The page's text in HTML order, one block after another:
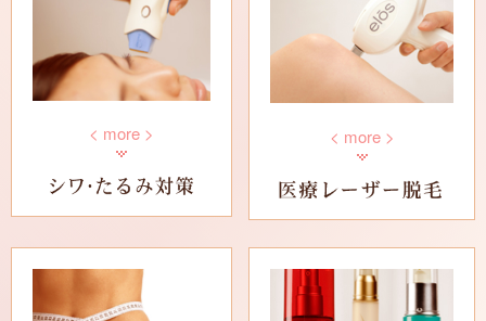
< more > < more >